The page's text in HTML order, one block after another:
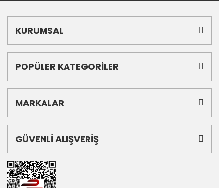
KURUMSAL
POPÜLER KATEGORİLER
MARKALAR
GÜVENLİ ALIŞVERİŞ